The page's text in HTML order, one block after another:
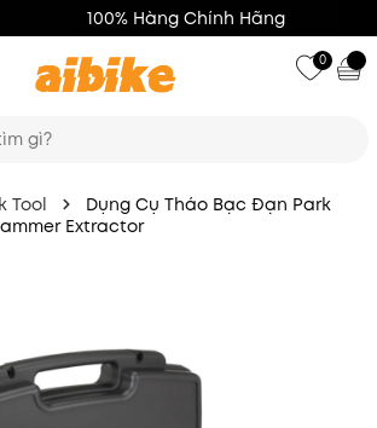
100% Hàng Chính Hãng
0
Tool
Dụng Cụ Tháo Bạc Đạn Park
Extractor